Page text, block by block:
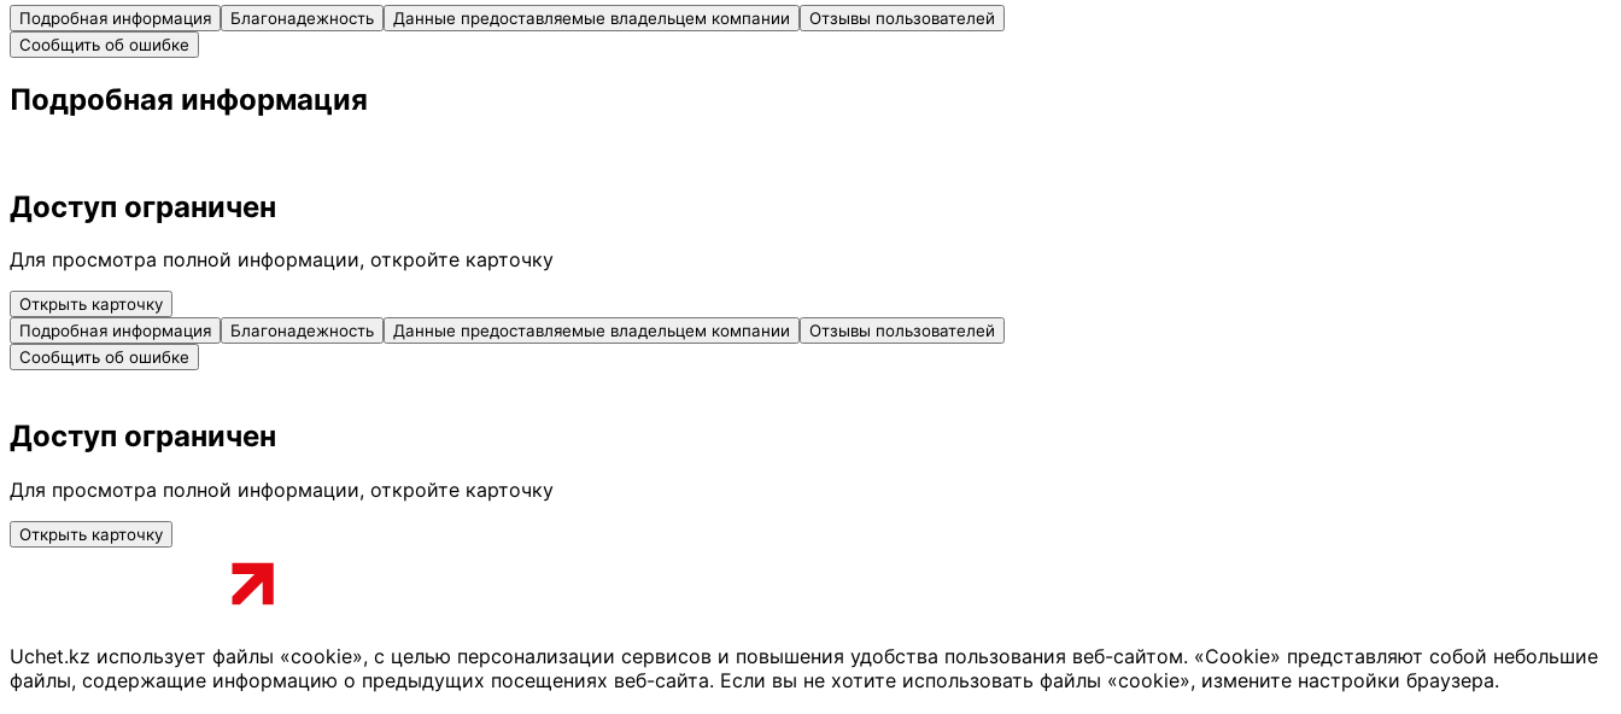
Подробная информация Благонадежность Данные предоставляемые владельцем компании
Отзывы пользователей
Сообщить об ошибке
Подробная информация
Доступ ограничен
Для просмотра полной информации, откройте карточку
Открыть карточку
Подробная информация
Благонадежность Данные предоставляемые владельцем компании
Отзывы пользователей
Сообщить об ошибке
Доступ ограничен
Для просмотра полной информации, откройте карточку
Открыть карточку
Uchet.kz использует файлы «cookie», с целью персонализации сервисов и повышения удобства пользования веб-сайтом. «Cookie» представляют собой небольшие
файлы, содержащие информацию о предыдущих посещениях веб-сайта. Если вы не хотите использовать файлы «cookie», измените настройки браузера.